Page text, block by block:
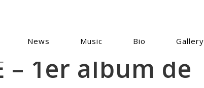
News Music Bio Gallery
– 1er album de